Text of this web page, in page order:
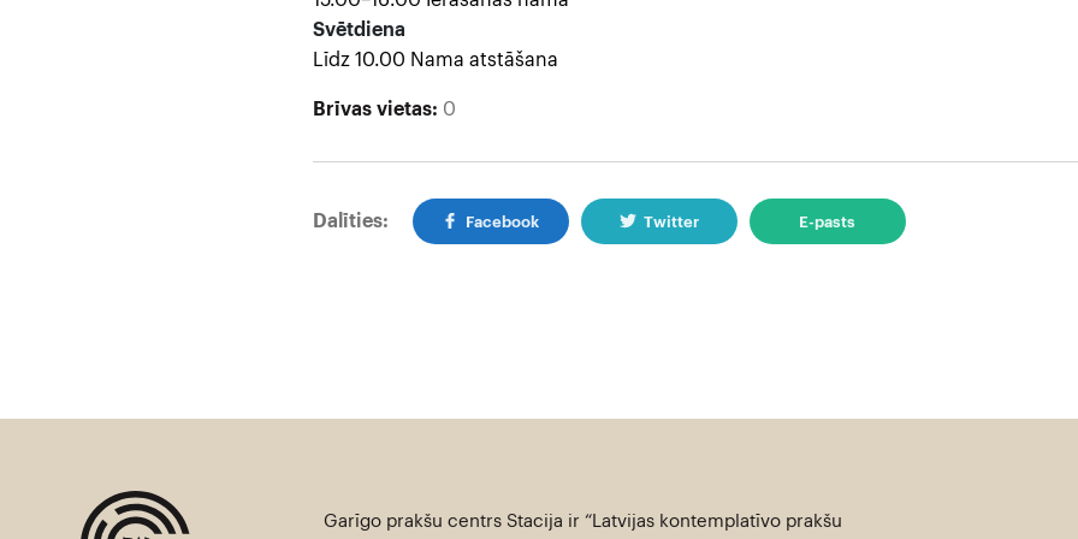
Svētdiena
Līdz 10.00 Nama atstāšana
Brīvas vietas: 0
Dalīties: Facebook Twitter E-pasts
Garīgo prakšu centrs Stacija ir “Latvijas kontemplatīvo prakšu